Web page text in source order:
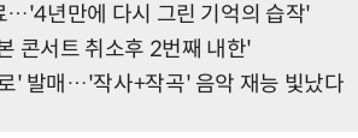
…'4년만에 다시 그린 기억의 습작'
콘서트 취소후 2번째 내한'
' 발매…'작사+작곡' 음악 재능 빛났다